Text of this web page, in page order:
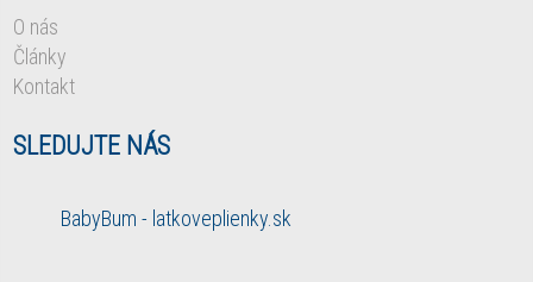
O nás
Články
Kontakt
SLEDUJTE NÁS
BabyBum - latkoveplienky.sk